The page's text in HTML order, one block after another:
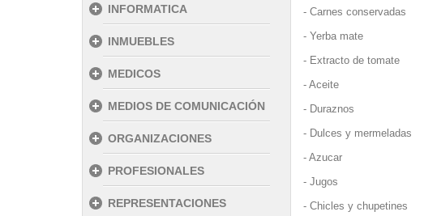
INFORMATICA
INMUEBLES
MEDICOS
MEDIOS DE COMUNICACIÓN
ORGANIZACIONES
PROFESIONALES
REPRESENTACIONES
- Carnes conservadas
- Yerba mate
- Extracto de tomate
- Aceite
- Duraznos
- Dulces y mermeladas
- Azucar
- Jugos
- Chicles y chupetines